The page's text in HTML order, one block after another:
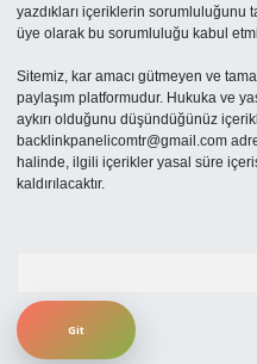
yazdıkları içeriklerin sorumluluğunu
üye olarak bu sorumluluğu kabul
Sitemiz, kar amacı gütmeyen ve
paylaşım platformudur. Hukuka ve
aykırı olduğunu düşündüğünüz
backlinkpanelicomtr@gmail.com
halinde, ilgili içerikler yasal süre
kaldırılacaktır.